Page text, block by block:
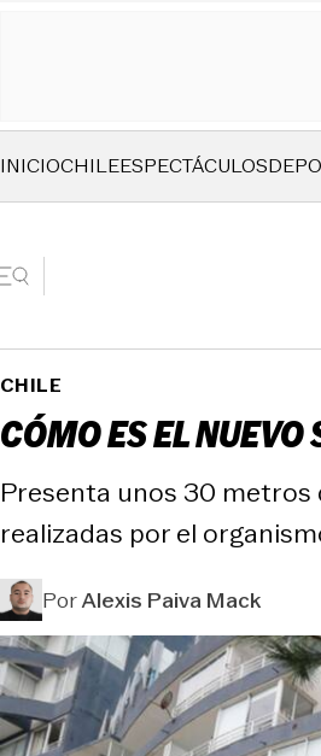
INICIOCHILEESPECTÁCULOS
CHILE
CÓMO ES EL NUEVO
Presenta unos 30 metros
realizadas por el
PorAlexis Paiva Mack